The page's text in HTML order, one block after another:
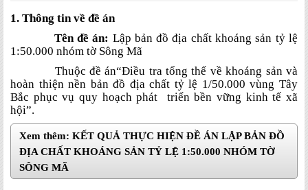
1. Thông tin về đề án
Tên đề án: Lập bản đồ địa chất khoáng sản tỷ lệ
1:50.000 nhóm tờ Sông Mã
Thuộc đề án“Điều tra tổng thể về khoáng sản và
hoàn thiện nền bản đồ địa chất tỷ lệ 1/50.000 vùng Tây
Bắc phục vụ quy hoạch phát
triển bền vững kinh tế xã
hội”.
Xem thêm: KẾT QUẢ THỰC HIỆN ĐỀ ÁN LẬP BẢN ĐỒ
ĐỊA CHẤT KHOÁNG SẢN TỶ LỆ 1:50.000 NHÓM TỜ
SÔNG MÃ